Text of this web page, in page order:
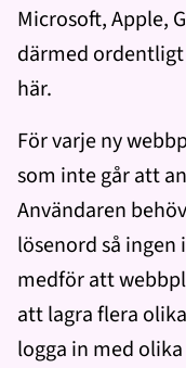
Microsoft, Apple,
därmed
här.
För varje ny
som inte går att
Användaren
lösenord så
medför att
att lagra flera
logga in med